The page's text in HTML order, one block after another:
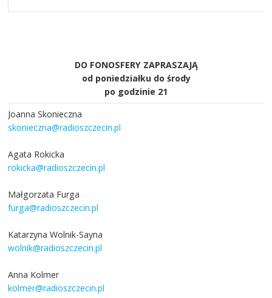
DO FONOSFERY ZAPRASZAJĄ
od poniedziałku do środy
po godzinie 21
Joanna Skonieczna
skonieczna@radioszczecin.pl
Agata Rokicka
rokicka@radioszczecin.pl
Małgorzata Furga
furga@radioszczecin.pl
Katarzyna Wolnik-Sayna
wolnik@radioszczecin.pl
Anna Kolmer
kolmer@radioszczecin.pl